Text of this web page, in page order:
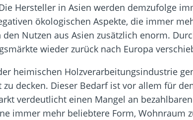
Hersteller in Asien werden demzufolge
ökologischen Aspekte, die immer
Nutzen aus Asien zusätzlich enorm.
wieder zurück nach Europa
heimischen Holzverarbeitungsindustrie
decken. Dieser Bedarf ist vor allem für
verdeutlicht einen Mangel an
immer mehr beliebtere Form, Wohnraum